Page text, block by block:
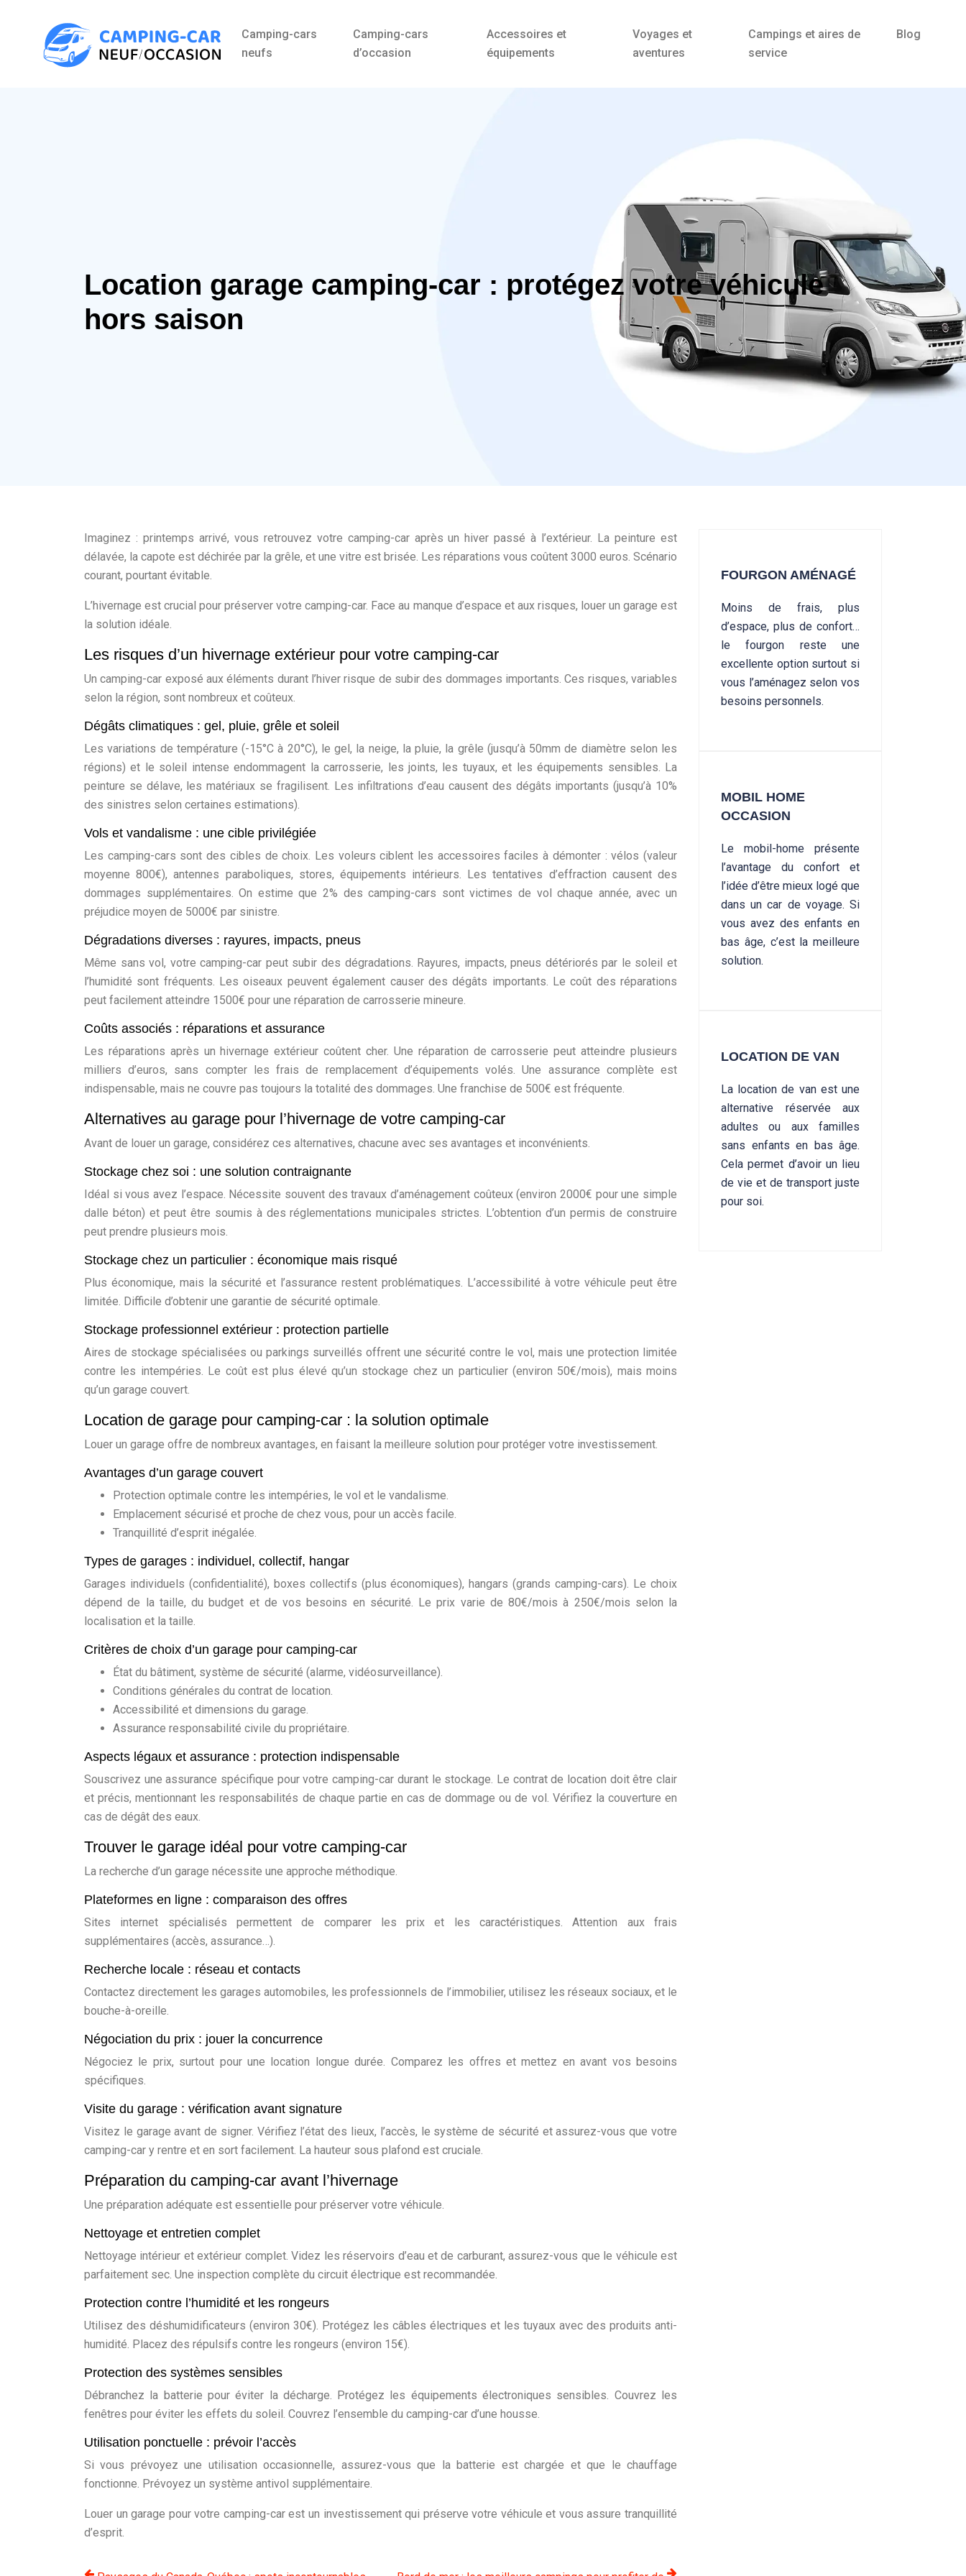
Camping-cars
neufs
Camping-cars
d’occasion
Accessoires et
équipements
Voyages et
aventures
Campings et aires de
service
Blog
Location garage camping-car : protégez votre véhicule
hors saison
Imaginez : printemps arrivé, vous retrouvez votre camping-car après un hiver passé à l’extérieur. La peinture est
délavée, la capote est déchirée par la grêle, et une vitre est brisée. Les réparations vous coûtent 3000 euros. Scénario
courant, pourtant évitable.
L’hivernage est crucial pour préserver votre camping-car. Face au manque d’espace et aux risques, louer un garage est
la solution idéale.
Les risques d’un hivernage extérieur pour votre camping-car
Un camping-car exposé aux éléments durant l’hiver risque de subir des dommages importants. Ces risques, variables
selon la région, sont nombreux et coûteux.
Dégâts climatiques : gel, pluie, grêle et soleil
Les variations de température (-15°C à 20°C), le gel, la neige, la pluie, la grêle (jusqu’à 50mm de diamètre selon les
régions) et le soleil intense endommagent la carrosserie, les joints, les tuyaux, et les équipements sensibles. La
peinture se délave, les matériaux se fragilisent. Les infiltrations d’eau causent des dégâts importants (jusqu’à 10%
des sinistres selon certaines estimations).
Vols et vandalisme : une cible privilégiée
Les camping-cars sont des cibles de choix. Les voleurs ciblent les accessoires faciles à démonter : vélos (valeur
moyenne 800€), antennes paraboliques, stores, équipements intérieurs. Les tentatives d’effraction causent des
dommages supplémentaires. On estime que 2% des camping-cars sont victimes de vol chaque année, avec un
préjudice moyen de 5000€ par sinistre.
Dégradations diverses : rayures, impacts, pneus
Même sans vol, votre camping-car peut subir des dégradations. Rayures, impacts, pneus détériorés par le soleil et
l’humidité sont fréquents. Les oiseaux peuvent également causer des dégâts importants. Le coût des réparations
peut facilement atteindre 1500€ pour une réparation de carrosserie mineure.
Coûts associés : réparations et assurance
Les réparations après un hivernage extérieur coûtent cher. Une réparation de carrosserie peut atteindre plusieurs
milliers d’euros, sans compter les frais de remplacement d’équipements volés. Une assurance complète est
indispensable, mais ne couvre pas toujours la totalité des dommages. Une franchise de 500€ est fréquente.
Alternatives au garage pour l’hivernage de votre camping-car
Avant de louer un garage, considérez ces alternatives, chacune avec ses avantages et inconvénients.
Stockage chez soi : une solution contraignante
Idéal si vous avez l’espace. Nécessite souvent des travaux d’aménagement coûteux (environ 2000€ pour une simple
dalle béton) et peut être soumis à des réglementations municipales strictes. L’obtention d’un permis de construire
peut prendre plusieurs mois.
Stockage chez un particulier : économique mais risqué
Plus économique, mais la sécurité et l’assurance restent problématiques. L’accessibilité à votre véhicule peut être
limitée. Difficile d’obtenir une garantie de sécurité optimale.
Stockage professionnel extérieur : protection partielle
Aires de stockage spécialisées ou parkings surveillés offrent une sécurité contre le vol, mais une protection limitée
contre les intempéries. Le coût est plus élevé qu’un stockage chez un particulier (environ 50€/mois), mais moins
qu’un garage couvert.
Location de garage pour camping-car : la solution optimale
Louer un garage offre de nombreux avantages, en faisant la meilleure solution pour protéger votre investissement.
Avantages d’un garage couvert
Protection optimale contre les intempéries, le vol et le vandalisme.
Emplacement sécurisé et proche de chez vous, pour un accès facile.
Tranquillité d’esprit inégalée.
Types de garages : individuel, collectif, hangar
Garages individuels (confidentialité), boxes collectifs (plus économiques), hangars (grands camping-cars). Le choix
dépend de la taille, du budget et de vos besoins en sécurité. Le prix varie de 80€/mois à 250€/mois selon la
localisation et la taille.
Critères de choix d’un garage pour camping-car
État du bâtiment, système de sécurité (alarme, vidéosurveillance).
Conditions générales du contrat de location.
Accessibilité et dimensions du garage.
Assurance responsabilité civile du propriétaire.
Aspects légaux et assurance : protection indispensable
Souscrivez une assurance spécifique pour votre camping-car durant le stockage. Le contrat de location doit être clair
et précis, mentionnant les responsabilités de chaque partie en cas de dommage ou de vol. Vérifiez la couverture en
cas de dégât des eaux.
Trouver le garage idéal pour votre camping-car
La recherche d’un garage nécessite une approche méthodique.
Plateformes en ligne : comparaison des offres
Sites internet spécialisés permettent de comparer les prix et les caractéristiques. Attention aux frais
supplémentaires (accès, assurance…).
Recherche locale : réseau et contacts
Contactez directement les garages automobiles, les professionnels de l’immobilier, utilisez les réseaux sociaux, et le
bouche-à-oreille.
Négociation du prix : jouer la concurrence
Négociez le prix, surtout pour une location longue durée. Comparez les offres et mettez en avant vos besoins
spécifiques.
Visite du garage : vérification avant signature
Visitez le garage avant de signer. Vérifiez l’état des lieux, l’accès, le système de sécurité et assurez-vous que votre
camping-car y rentre et en sort facilement. La hauteur sous plafond est cruciale.
Préparation du camping-car avant l’hivernage
Une préparation adéquate est essentielle pour préserver votre véhicule.
Nettoyage et entretien complet
Nettoyage intérieur et extérieur complet. Videz les réservoirs d’eau et de carburant, assurez-vous que le véhicule est
parfaitement sec. Une inspection complète du circuit électrique est recommandée.
Protection contre l’humidité et les rongeurs
Utilisez des déshumidificateurs (environ 30€). Protégez les câbles électriques et les tuyaux avec des produits anti-
humidité. Placez des répulsifs contre les rongeurs (environ 15€).
Protection des systèmes sensibles
Débranchez la batterie pour éviter la décharge. Protégez les équipements électroniques sensibles. Couvrez les
fenêtres pour éviter les effets du soleil. Couvrez l’ensemble du camping-car d’une housse.
Utilisation ponctuelle : prévoir l’accès
Si vous prévoyez une utilisation occasionnelle, assurez-vous que la batterie est chargée et que le chauffage
fonctionne. Prévoyez un système antivol supplémentaire.
Louer un garage pour votre camping-car est un investissement qui préserve votre véhicule et vous assure tranquillité
d’esprit.
FOURGON AMÉNAGÉ
Moins de frais, plus
d’espace, plus de confort…
le fourgon reste une
excellente option surtout si
vous l’aménagez selon vos
besoins personnels.
MOBIL HOME
OCCASION
Le mobil-home présente
l’avantage du confort et
l’idée d’être mieux logé que
dans un car de voyage. Si
vous avez des enfants en
bas âge, c’est la meilleure
solution.
LOCATION DE VAN
La location de van est une
alternative réservée aux
adultes ou aux familles
sans enfants en bas âge.
Cela permet d’avoir un lieu
de vie et de transport juste
pour soi.